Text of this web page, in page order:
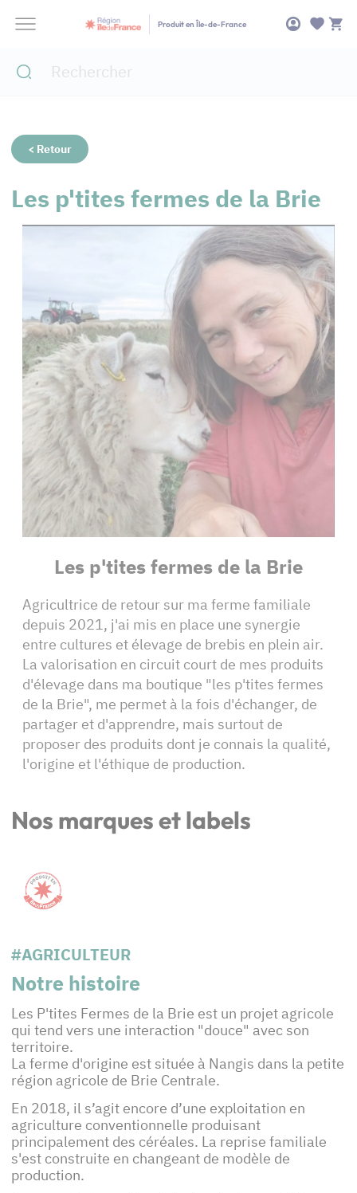
Produit en Île-de-France
< Retour
Les p'tites fermes de la Brie
Les p'tites fermes de la Brie
Agricultrice de retour sur ma ferme familiale
depuis 2021, j'ai mis en place une synergie
entre cultures et élevage de brebis en plein air.
La valorisation en circuit court de mes produits
d'élevage dans ma boutique "les p'tites fermes
de la Brie", me permet à la fois d'échanger, de
partager et d'apprendre, mais surtout de
proposer des produits dont je connais la qualité,
l'origine et l'éthique de production.
Nos marques et labels
#AGRICULTEUR
Notre histoire
Les P'tites Fermes de la Brie est un projet agricole
qui tend vers une interaction "douce" avec son
territoire.
La ferme d'origine est située à Nangis dans la petite
région agricole de Brie Centrale.
En 2018, il s’agit encore d’une exploitation en
agriculture conventionnelle produisant
principalement des céréales. La reprise familiale
s'est construite en changeant de modèle de
production.